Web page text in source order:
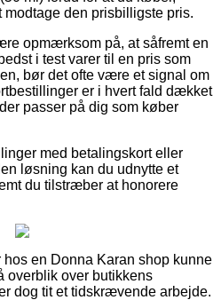
modtage den prisbilligste pris.
opmærksom på, at såfremt en
i test varer til en pris som
bør det ofte være et signal om
er i hvert fald dækket
passer på dig som køber
med betalingskort eller
løsning kan du udnytte et
du tilstræber at honorere
en Donna Karan shop kunne
overblik over butikkens
dog tit et tidskrævende arbejde.